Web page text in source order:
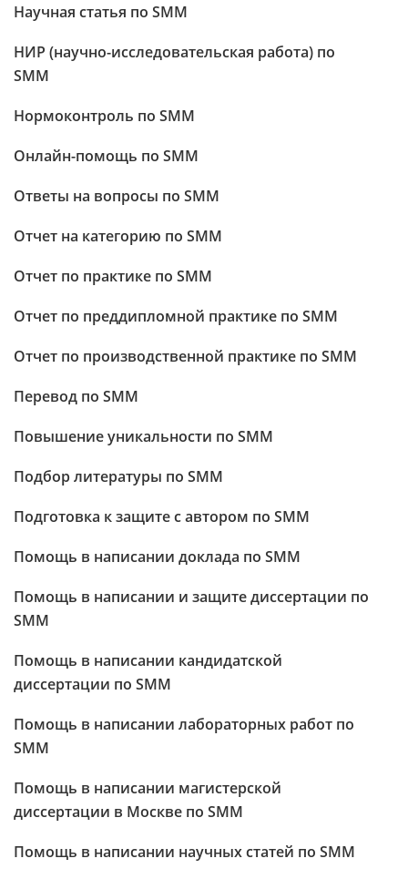
Научная статья по SMM
НИР (научно-исследовательская работа) по
SMM
Нормоконтроль по SMM
Онлайн-помощь по SMM
Ответы на вопросы по SMM
Отчет на категорию по SMM
Отчет по практике по SMM
Отчет по преддипломной практике по SMM
Отчет по производственной практике по SMM
Перевод по SMM
Повышение уникальности по SMM
Подбор литературы по SMM
Подготовка к защите с автором по SMM
Помощь в написании доклада по SMM
Помощь в написании и защите диссертации по
SMM
Помощь в написании кандидатской
диссертации по SMM
Помощь в написании лабораторных работ по
SMM
Помощь в написании магистерской
диссертации в Москве по SMM
Помощь в написании научных статей по SMM